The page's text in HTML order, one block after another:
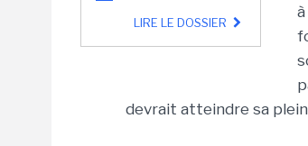
LIRE LE DOSSIER
devrait atteindre sa